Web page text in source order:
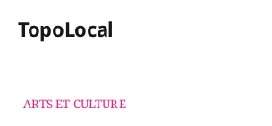
TopoLocal
ARTS ET CULTURE